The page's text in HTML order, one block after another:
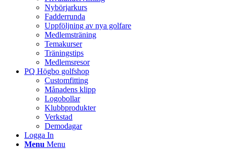
Nybörjarkurs
Fadderrunda
Uppföljning av nya golfare
Medlemsträning
Temakurser
Träningstips
Medlemsresor
PQ Högbo golfshop
Customfitting
Månadens klipp
Logobollar
Klubbprodukter
Verkstad
Demodagar
Logga In
Menu Menu